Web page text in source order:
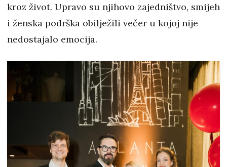
kroz život. Upravo su njihovo zajedništvo, smijeh
i ženska podrška obilježili večer u kojoj nije
nedostajalo emocija.